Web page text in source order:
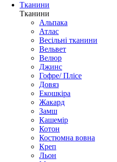
Тканини
Тканини
Альпака
Атлас
Весільні тканини
Вельвет
Велюр
Джинс
Гофре/ Плісе
Довяз
Екошкіра
Жакард
Замш
Кашемір
Котон
Костюмна вовна
Креп
Льон